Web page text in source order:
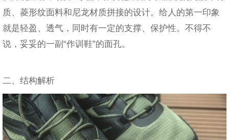
质、菱形纹面料和尼龙材质拼接的设计。给人的第一印象
就是轻盈、透气，同时有一定的支撑、保护性。不得不
说，妥妥的一副“作训鞋”的面孔。
二、结构解析